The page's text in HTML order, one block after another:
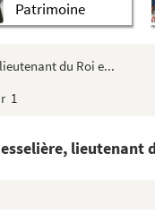
Patrimoine
du Roi e...
1
lieutenant